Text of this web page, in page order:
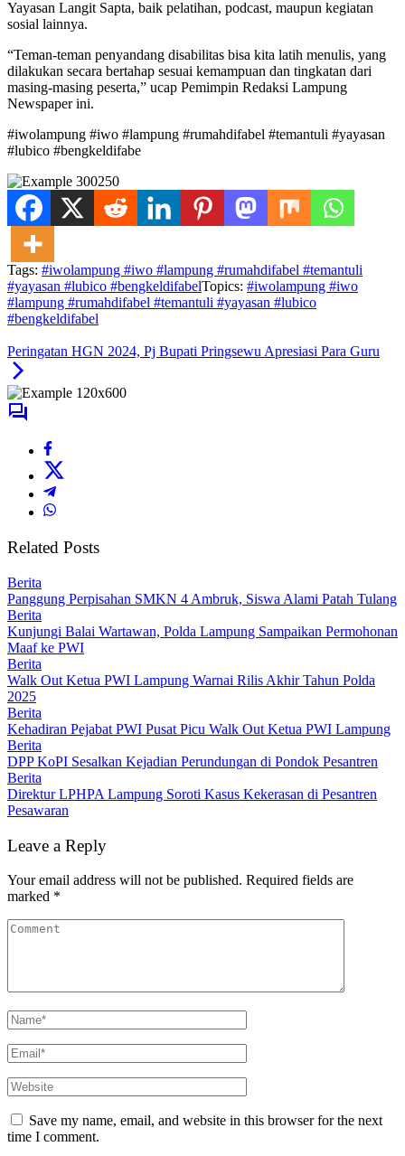
Yayasan Langit Sapta, baik pelatihan, podcast, maupun kegiatan
sosial lainnya.
“Teman-teman penyandang disabilitas bisa kita latih menulis, yang
dilakukan secara bertahap sesuai kemampuan dan tingkatan dari
masing-masing peserta,” ucap Pemimpin Redaksi Lampung
Newspaper ini.
#iwolampung #iwo #lampung #rumahdifabel #temantuli #yayasan
#lubico #bengkeldifabe
Tags: #iwolampung #iwo #lampung #rumahdifabel #temantuli
#yayasan #lubico #bengkeldifabelTopics: #iwolampung #iwo
#lampung #rumahdifabel #temantuli #yayasan #lubico
#bengkeldifabel
Peringatan HGN 2024, Pj Bupati Pringsewu Apresiasi Para Guru
Related Posts
Berita
Panggung Perpisahan SMKN 4 Ambruk, Siswa Alami Patah Tulang
Berita
Kunjungi Balai Wartawan, Polda Lampung Sampaikan Permohonan
Maaf ke PWI
Berita
Walk Out Ketua PWI Lampung Warnai Rilis Akhir Tahun Polda
2025
Berita
Kehadiran Pejabat PWI Pusat Picu Walk Out Ketua PWI Lampung
Berita
DPP KoPI Sesalkan Kejadian Perundungan di Pondok Pesantren
Berita
Direktur LPHPA Lampung Soroti Kasus Kekerasan di Pesantren
Pesawaran
Leave a Reply
Your email address will not be published. Required fields are
marked *
Save my name, email, and website in this browser for the next
time I comment.